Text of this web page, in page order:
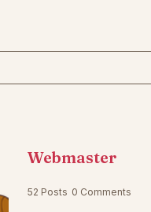
Webmaster
52 Posts 0 Comments